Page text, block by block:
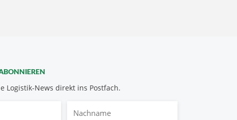
Logistik-News direkt ins Postfach.